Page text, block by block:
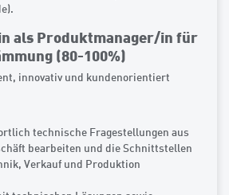
als Produktmanager/in für
(80-100%)
innovativ und kundenorientiert
technische Fragestellungen aus
bearbeiten und die Schnittstellen
Verkauf und Produktion